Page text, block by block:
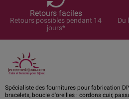
Retours faciles
Retours possibles pendant 14
jours*
Du
Spécialiste des fournitures pour fabrication
bracelets, boucle d'oreilles : cordons cuir,